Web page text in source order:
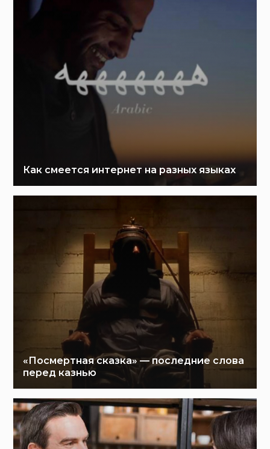
Как смеется интернет на разных языках
«Посмертная сказка» — последние слова
перед казнью